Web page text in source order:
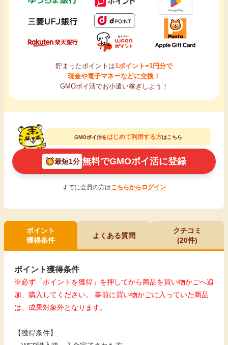
貯まったポイントは1ポイント=1円分で
現金や電子マネーなどに交換！
GMOポイ活でお小遣い稼ぎしよう！
GMOポイ活をはじめて利用する方はこちら
最短1分 無料でGMOポイ活に登録
すでに会員の方はこちらからログイン
ポイント
獲得条件
よくある質問
クチコミ
(20件)
ポイント獲得条件
※必ず「ポイントを獲得」を押してから商品を買い物かごへ追
加、購入してください。 事前に買い物かごに入っていた商品
は、成果対象外となります。
【獲得条件】